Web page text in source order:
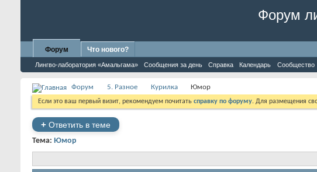
Форум
Форум
Лингво-лаборатория «Амальгама» Сообщения за день Справка Календарь Сообщество
Что нового?
Форум 5. Разное Курилка Юмор
Если это ваш первый визит, рекомендуем почитать справку по форуму. Для размещения
+ Ответить в теме
Тема: Юмор